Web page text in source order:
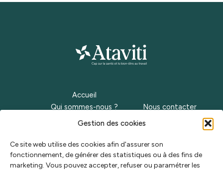
Gestion des cookies
Ce site web utilise des cookies afin d'assurer son
fonctionnement, de générer des statistiques ou à des fins de
marketing. Vous pouvez accepter, refuser ou paramétrer les
Accueil
Qui sommes-nous ?
Nos métiers
Nos actualités
Nous contacter
40 rue Eugène Jacquet